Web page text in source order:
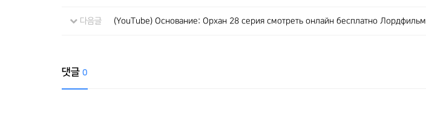
다음글 (YouTube) Основание: Орхан 28 серия смотреть онлайн бесплатно Лордфильм
댓글 0